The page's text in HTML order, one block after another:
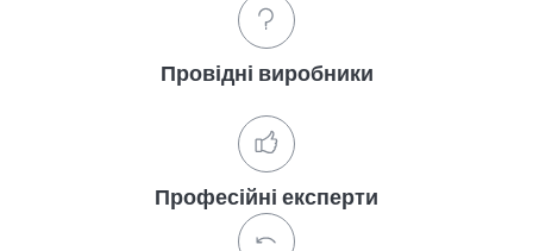
Провідні виробники
Професійні експерти